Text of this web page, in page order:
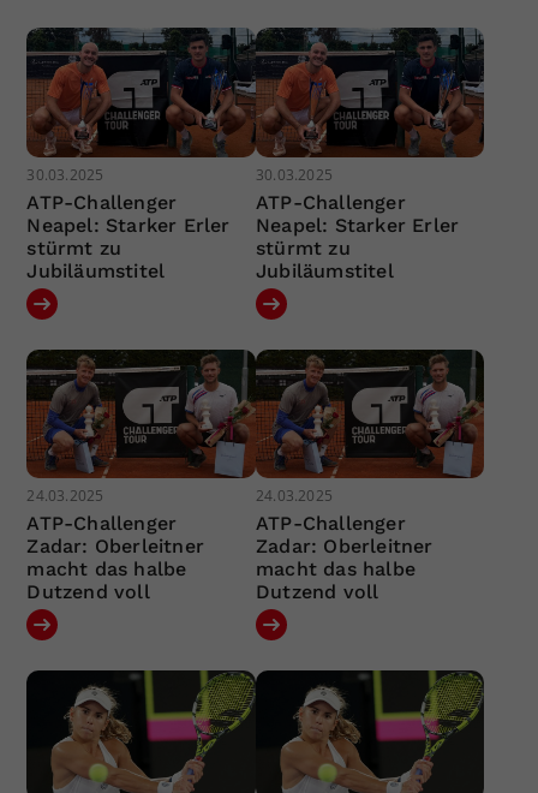
30.03.2025
ATP-Challenger
Neapel: Starker Erler
stürmt zu
Jubiläumstitel
30.03.2025
ATP-Challenger
Neapel: Starker Erler
stürmt zu
Jubiläumstitel
24.03.2025
ATP-Challenger
Zadar: Oberleitner
macht das halbe
Dutzend voll
24.03.2025
ATP-Challenger
Zadar: Oberleitner
macht das halbe
Dutzend voll